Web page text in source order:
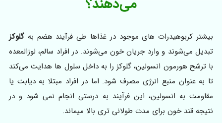
بیشتر کربوهیدرات‌ های موجود در غذاها طی فرآیند هضم بهگلوکز
تبدیل می‌شوند و وارد جریان خون می‌شوند. در افراد سالم، لوزالمعده
با ترشح هورمون انسولین، گلوکز را به داخل سلول‌ ها هدایت می‌کند
تا به‌ عنوان منبع انرژی مصرف شود. اما در افراد مبتلا به دیابت یا
مقاومت به انسولین، این فرآیند به‌ درستی انجام نمی‌ شود و در
نتیجه قند خون برای مدت طولانی‌ تری بالا میماند.